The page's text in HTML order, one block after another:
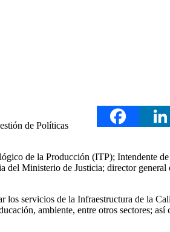
de Políticas
de la Producción (ITP); Intendente
Ministerio de Justicia; director general
servicios de la Infraestructura de la
ambiente, entre otros sectores; así